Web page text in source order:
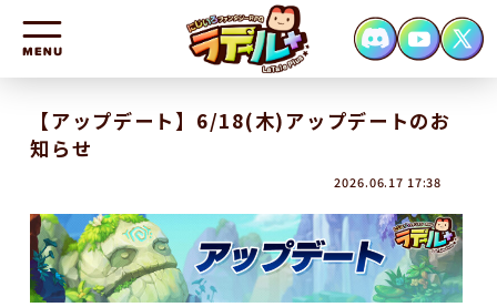
HOME
NEWS
SYSTEM
FAQ
【アップデート】6/18(木)アップデートのお
知らせ
2026.06.17 17:38